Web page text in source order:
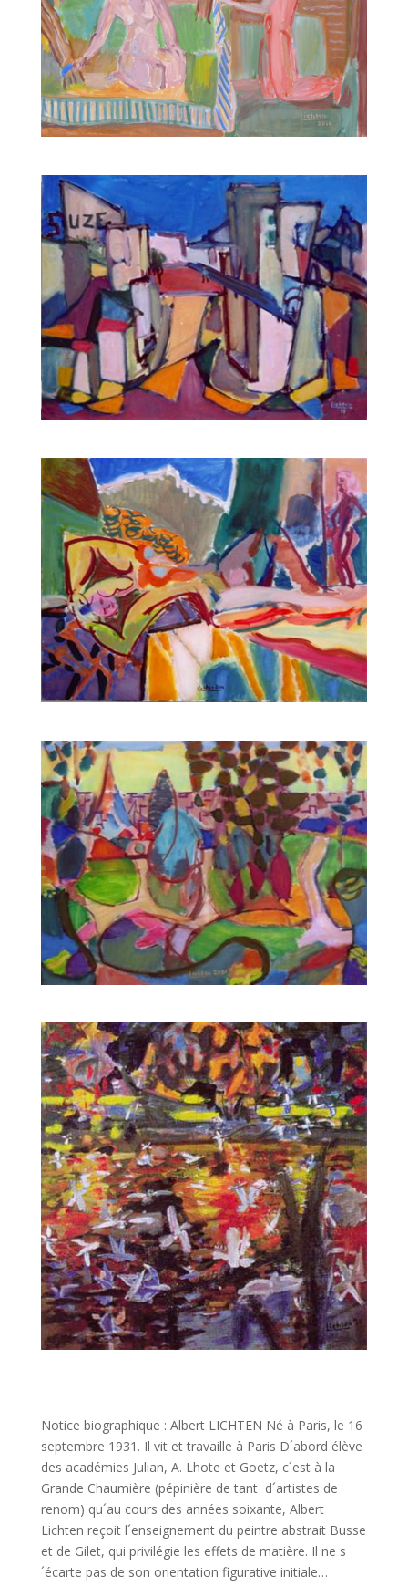
Notice biographique : Albert LICHTEN Né à Paris, le 16
septembre 1931. Il vit et travaille à Paris D´abord élève
des académies Julian, A. Lhote et Goetz, c´est à la
Grande Chaumière (pépinière de tant d´artistes de
renom) qu´au cours des années soixante, Albert
Lichten reçoit l´enseignement du peintre abstrait Busse
et de Gilet, qui privilégie les effets de matière. Il ne s
´écarte pas de son orientation figurative initiale…